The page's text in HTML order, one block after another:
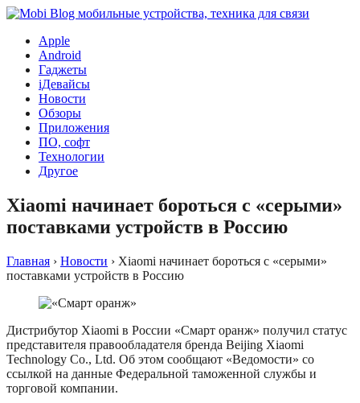
Apple
Android
Гаджеты
iДевайсы
Новости
Обзоры
Приложения
ПО, софт
Технологии
Другое
Xiaomi начинает бороться с «серыми»
поставками устройств в Россию
Главная › Новости › Xiaomi начинает бороться с «серыми»
поставками устройств в Россию
Дистрибутор Xiaomi в России «Смарт оранж» получил статус
представителя правообладателя бренда Beijing Xiaomi
Technology Co., Ltd. Об этом сообщают «Ведомости» со
ссылкой на данные Федеральной таможенной службы и
торговой компании.